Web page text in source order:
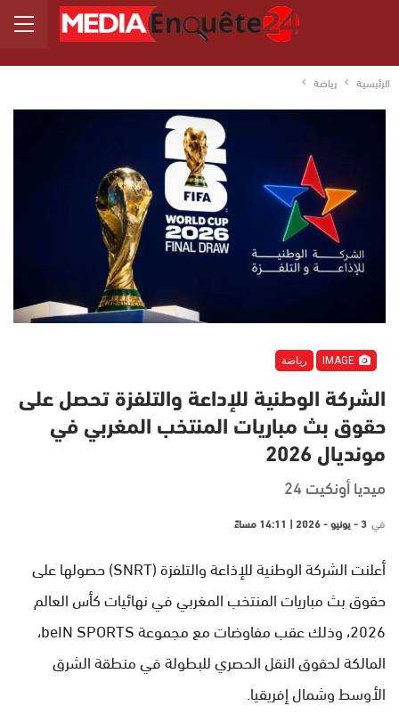
الرئيسية رياضة
رياضة
الشركة الوطنية للإداعة والتلفزة تحصل على
حقوق بث مباريات المنتخب المغربي في
مونديال 2026
ميديا أونكيت 24
في 3 - يونيو - 2026 | 14:11 مساءً
أعلنت الشركة الوطنية للإذاعة والتلفزة (SNRT) حصولها على
حقوق بث مباريات المنتخب المغربي في نهائيات كأس العالم
2026، وذلك عقب مفاوضات مع مجموعة beIN SPORTS،
المالكة لحقوق النقل الحصري للبطولة في منطقة الشرق
الأوسط وشمال إفريقيا.